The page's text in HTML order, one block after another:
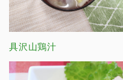
具沢山鶏汁